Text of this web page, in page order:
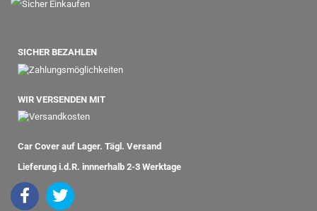
SICHER BEZAHLEN
WIR VERSENDEN MIT
Car Cover auf Lager. Tägl. Versand
Lieferung i.d.R. innnerhalb 2-3 Werktage